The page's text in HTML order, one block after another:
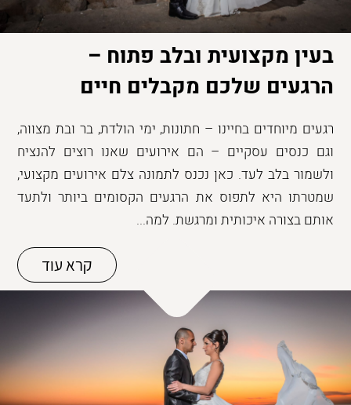
בעין מקצועית ובלב פתוח –
הרגעים שלכם מקבלים חיים
רגעים מיוחדים בחיינו – חתונות, ימי הולדת, בר ובת מצווה,
וגם כנסים עסקיים – הם אירועים שאנו רוצים להנציח
ולשמור בלב לעד. כאן נכנס לתמונה צלם אירועים מקצועי,
שמטרתו היא לתפוס את הרגעים הקסומים ביותר ולתעד
אותם בצורה איכותית ומרגשת. למה...
קרא עוד